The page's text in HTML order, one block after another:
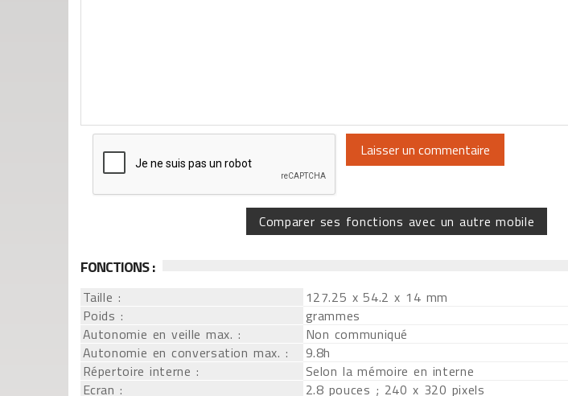
Comparer ses fonctions avec un autre mobile
FONCTIONS :
Taille :
127.25 x 54.2 x 14 mm
Poids :
grammes
Autonomie en veille max. :
Non communiqué
Autonomie en conversation max. :
9.8h
Répertoire interne :
Selon la mémoire en interne
Ecran :
2.8 pouces ; 240 x 320 pixels